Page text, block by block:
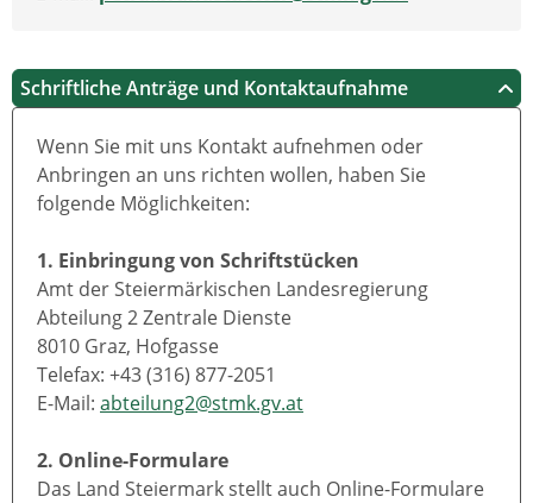
Schriftliche Anträge und Kontaktaufnahme
Wenn Sie mit uns Kontakt aufnehmen oder
Anbringen an uns richten wollen, haben Sie
folgende Möglichkeiten:
1. Einbringung von Schriftstücken
Amt der Steiermärkischen Landesregierung
Abteilung 2 Zentrale Dienste
8010 Graz, Hofgasse
Telefax: +43 (316) 877-2051
E-Mail: abteilung2@stmk.gv.at
2. Online-Formulare
Das Land Steiermark stellt auch Online-Formulare